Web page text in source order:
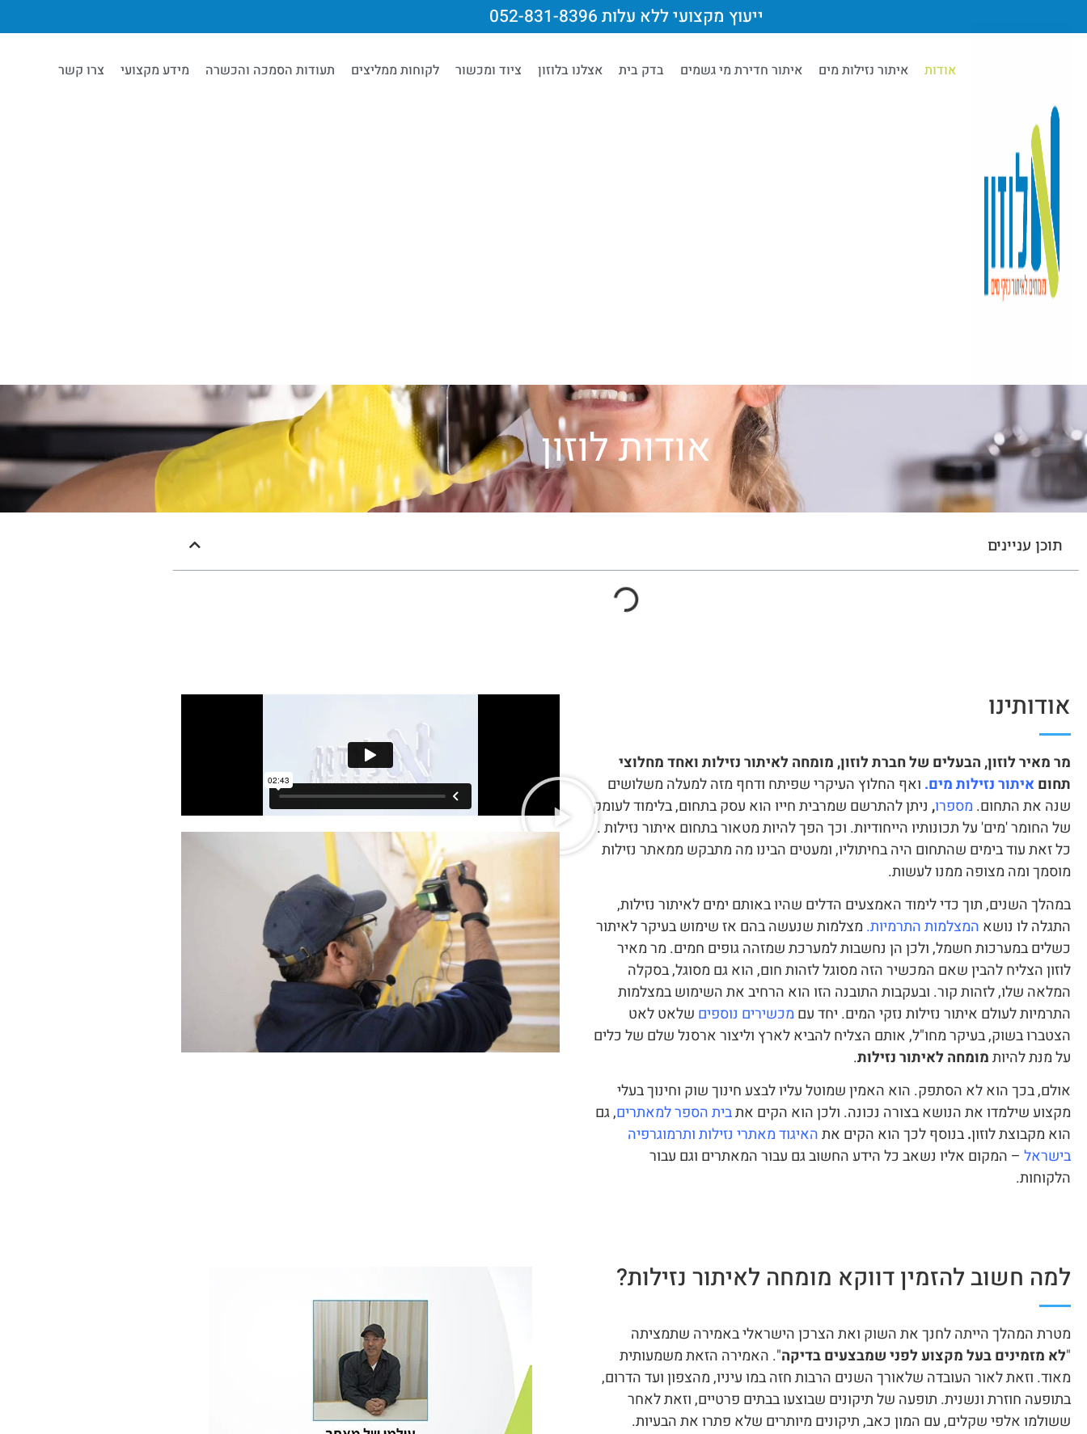
ייעוץ מקצועי ללא עלות 052-831-8396
אודות איתור נזילות מים איתור חדירת מי גשמים בדק בית אצלנו בלוזון ציוד ומכשור לקוחות ממליצים תעודות הסמכה והכשרה מידע מקצועי צרו קשר
אודות לוזון
תוכן עניינים
אודותינו
מר מאיר לוזון, הבעלים של חברת לוזון, מומחה לאיתור נזילות ואחד מחלוצי
תחוםאיתור נזילות מים. ואף החלוץ העיקרי שפיתח ודחף מזה למעלה משלושים
שנה את התחום. מספרו, ניתן להתרשם שמרבית חייו הוא עסק בתחום, בלימוד לעומק
של החומר 'מים' על תכונותיו הייחודיות. וכך הפך להיות מטאור בתחום איתור נזילות .
כל זאת עוד בימים שהתחום היה בחיתוליו, ומעטים הבינו מה מתבקש ממאתר נזילות
מוסמך ומה מצופה ממנו לעשות.
במהלך השנים, תוך כדי לימוד האמצעים הדלים שהיו באותם ימים לאיתור נזילות,
התגלה לו נושא המצלמות התרמיות. מצלמות שנעשה בהם אז שימוש בעיקר לאיתור
כשלים במערכות חשמל, ולכן הן נחשבות למערכת שמזהה גופים חמים. מר מאיר
לוזון הצליח להבין שאם המכשיר הזה מסוגל לזהות חום, הוא גם מסוגל, בסקלה
המלאה שלו, לזהות קור. ובעקבות התובנה הזו הוא הרחיב את השימוש במצלמות
התרמיות לעולם איתור נזילות נזקי המים. יחד עם מכשירים נוספים שלאט לאט
הצטברו בשוק, בעיקר מחו"ל, אותם הצליח להביא לארץ וליצור ארסנל שלם של כלים
על מנת להיותמומחה לאיתור נזילות.
אולם, בכך הוא לא הסתפק. הוא האמין שמוטל עליו לבצע חינוך שוק וחינוך בעלי
מקצוע שילמדו את הנושא בצורה נכונה. ולכן הוא הקים אתבית הספר למאתרים, גם
הוא מקבוצת לוזון.בנוסף לכך הוא הקים אתהאיגוד מאתרי נזילות ותרמוגרפיה
בישראל – המקום אליו נשאב כל הידע החשוב גם עבור המאתרים וגם עבור
הלקוחות.
למה חשוב להזמין דווקא מומחה לאיתור נזילות?
מטרת המהלך הייתה לחנך את השוק ואת הצרכן הישראלי באמירה שתמציתה
"לא מזמינים בעל מקצוע לפני שמבצעים בדיקה". האמירה הזאת משמעותית
מאוד. וזאת לאור העובדה שלאורך השנים הרבות חזה במו עיניו, מהצפון ועד הדרום,
בתופעה חוזרת ונשנית. תופעה של תיקונים שבוצעו בבתים פרטיים, וזאת לאחר
ששולמו אלפי שקלים, עם המון כאב, תיקונים מיותרים שלא פתרו את הבעיות.